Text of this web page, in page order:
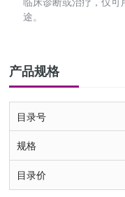
途。
产品规格